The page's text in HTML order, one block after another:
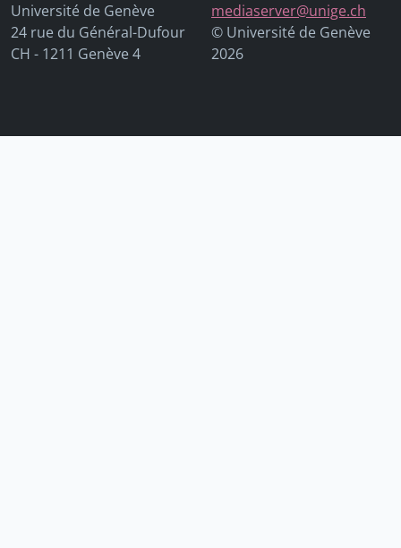
Université de Genève
24 rue du Général-Dufour
CH - 1211 Genève 4
mediaserver@unige.ch
© Université de Genève
2026